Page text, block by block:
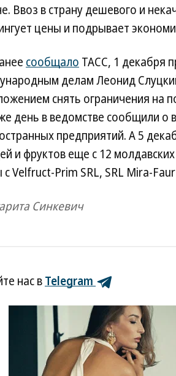
Ввоз в страну дешевого и
цены и подрывает
сообщало ТАСС, 1 декабря
делам Леонид
снять ограничения на
день в ведомстве сообщили о
предприятий. А 5
и фруктов еще с 12
с Velfruct-Prim SRL, SRL Mira-
Синкевич
нас вTelegram